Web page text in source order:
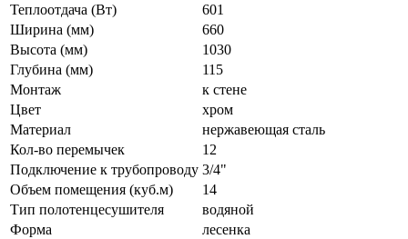
Теплоотдача (Вт)
601
Ширина (мм)
660
Высота (мм)
1030
Глубина (мм)
115
Монтаж
к стене
Цвет
хром
Материал
нержавеющая сталь
Кол-во перемычек
12
Подключение к трубопроводу 3/4"
Объем помещения (куб.м)
14
Тип полотенцесушителя
водяной
Форма
лесенка